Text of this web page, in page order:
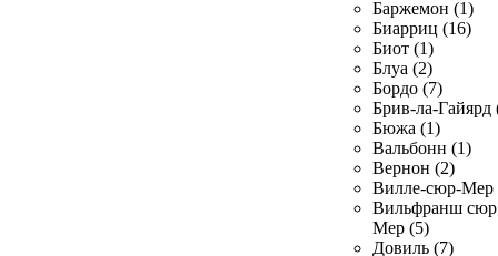
Баржемон (1)
Биарриц (16)
Биот (1)
Блуа (2)
Бордо (7)
Брив-ла-Гайярд
Бюжа (1)
Вальбонн (1)
Вернон (2)
Вилле-сюр-Мер
Вильфранш сюр
Мер (5)
Довиль (7)